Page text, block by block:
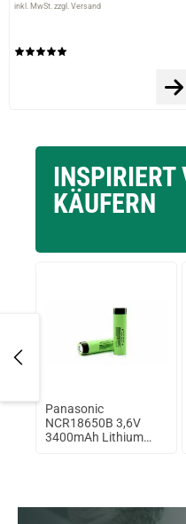
inkl. MwSt. zzgl. Versand
INSPIRIERT
KÄUFERN
Panasonic
NCR18650B 3,6V
3400mAh Lithium